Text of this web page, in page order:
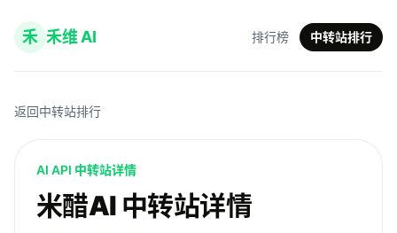
禾 禾维 AI 排行榜 中转站排行
返回中转站排行
AI API 中转站详情
米醋AI 中转站详情